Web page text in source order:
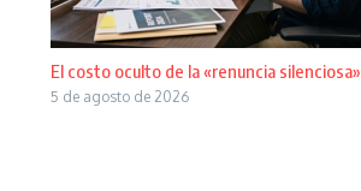
El costo oculto de la «renuncia silenciosa»
5 de agosto de 2026